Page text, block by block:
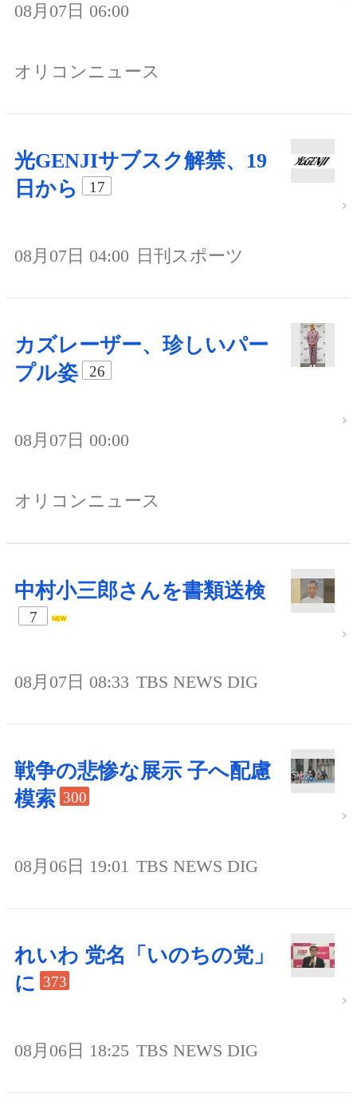
08月07日 06:00
オリコンニュース
光GENJIサブスク解禁、19
日から
17
08月07日 04:00 日刊スポーツ
カズレーザー、珍しいパー
プル姿
26
08月07日 00:00
オリコンニュース
中村小三郎さんを書類送検
7
08月07日 08:33 TBS NEWS DIG
戦争の悲惨な展示 子へ配慮
模索 300
08月06日 19:01 TBS NEWS DIG
れいわ 党名「いのちの党」
に 373
08月06日 18:25 TBS NEWS DIG